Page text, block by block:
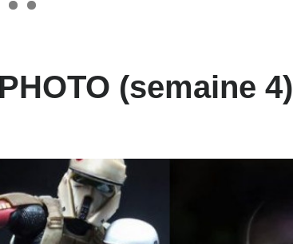
(semaine 4)